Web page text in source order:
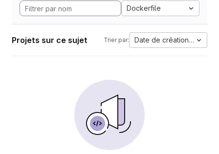
Dockerfile
Projets sur ce sujet Trier par: Date de création la plus